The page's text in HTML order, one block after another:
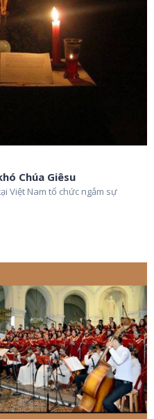
Chúa Giêsu
Việt Nam tổ chức ngắm sự